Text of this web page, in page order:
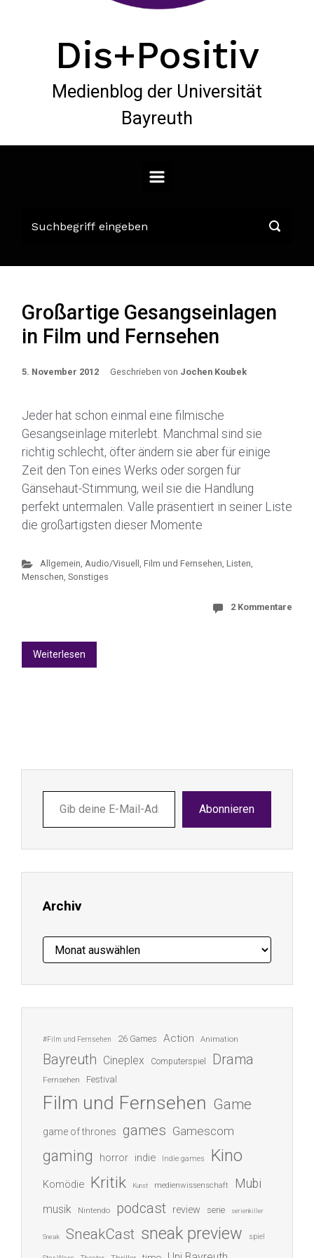
Dis+Positiv
Medienblog der Universität
Bayreuth
Großartige Gesangseinlagen
in Film und Fernsehen
5. November 2012 Geschrieben von Jochen Koubek
Jeder hat schon einmal eine filmische
Gesangseinlage miterlebt. Manchmal sind sie
richtig schlecht, öfter ändern sie aber für einige
Zeit den Ton eines Werks oder sorgen für
Gänsehaut-Stimmung, weil sie die Handlung
perfekt untermalen. Valle präsentiert in seiner Liste
die großartigsten dieser Momente
Allgemein, Audio/Visuell , Film und Fernsehen, Listen,
Menschen, Sonstiges
2 Kommentare
Weiterlesen
deine
E-
ein ...
Abonnieren
Archiv
Archiv
#Film und Fernsehen 26 Games Action Animation
Bayreuth Cineplex Computerspiel Drama
Fernsehen Festival
Film und Fernsehen Game
game of thrones games Gamescom
gaming horror indie Indie games Kino
Komödie Kritik Kunst medienwissenschaft Mubi
musik Nintendo podcast review serie serienkiller
Sneak SneakCast sneak preview spiel